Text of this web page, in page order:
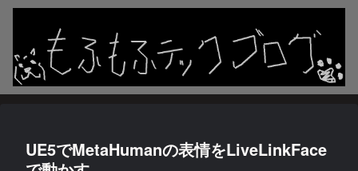
UE5でMetaHumanの表情をLiveLinkFace